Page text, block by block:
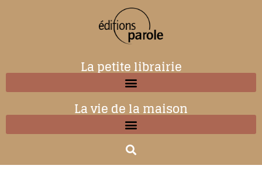
La petite librairie
La vie de la maison